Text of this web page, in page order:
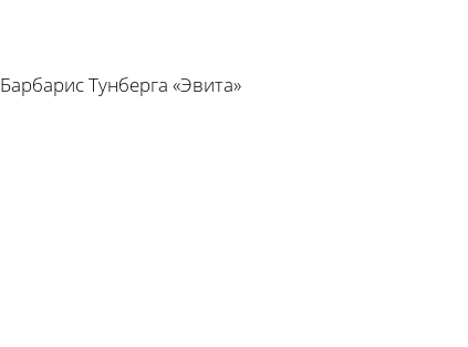
Барбарис Тунберга «Эвита»